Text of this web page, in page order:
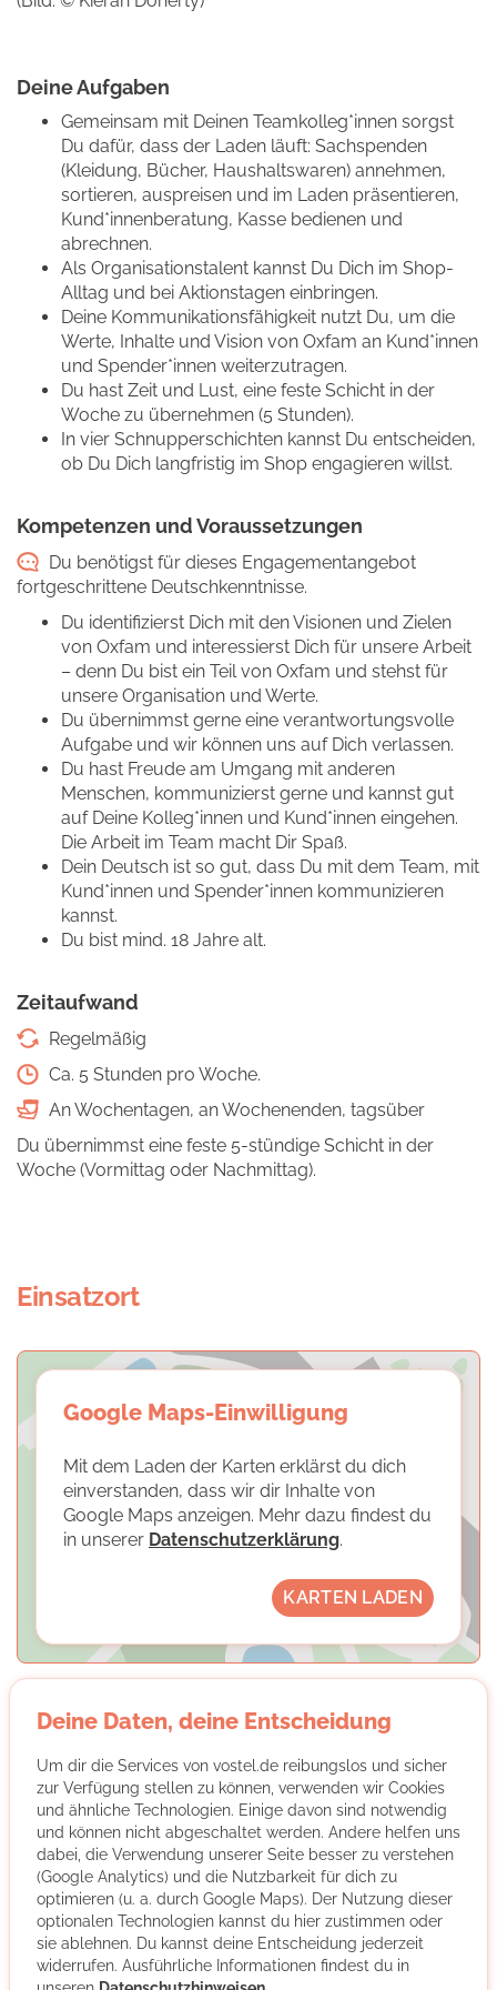
Deine Aufgaben
Gemeinsam mit Deinen Teamkol­le­g*in­nen sorgst
Du dafür, dass der Laden läuft: Sachspen­den
(Kleidung, Bücher, Haus­halts­wa­ren) annehmen,
sortieren, auspreisen und im Laden ­prä­sen­tie­ren,
Kund*innenberatung, Kasse bedienen und
abrechnen.
Als Organi­sa­ti­ons­ta­lent kannst Du Dich im Shop-
Alltag und bei Aktions­ta­gen einbringen.
Deine Kommu­ni­ka­ti­ons­fä­hig­keit nutzt Du, um die
Werte, Inhalte und Vision von Oxfam an Kund*innen
und Spende­r*in­nen wei­ter­zu­tra­gen.
Du hast Zeit und Lust, eine feste Schicht in der
Woche zu übernehmen (5 Stunden).
In vier Schnupperschichten kannst Du entscheiden,
ob Du Dich langfristig im Shop engagieren willst.
Kompetenzen und Voraussetzungen
Du benötigst für dieses Engagementangebot
fortgeschrittene Deutschkenntnisse.
Du identifizierst Dich mit den Visionen und Zielen
von Oxfam und interessierst Dich für unsere Arbeit
– denn Du bist ein Teil von Oxfam und stehst für
unsere Organisation und Werte.
Du übernimmst gerne eine verantwortungsvolle
Aufgabe und wir können uns auf Dich verlassen.
Du hast Freude am Umgang mit anderen
Menschen, kommunizierst gerne und kannst gut
auf Deine Kolleg*innen und Kund*innen eingehen.
Die Arbeit im Team macht Dir Spaß.
Dein Deutsch ist so gut, dass Du mit dem Team, mit
Kund*innen und Spender*innen kommunizieren
kannst.
Du bist mind. 18 Jahre alt.
Zeitaufwand
Regelmäßig
Ca. 5 Stunden pro Woche.
An Wochentagen, an Wochenenden, tagsüber
Du übernimmst eine feste 5-stündige Schicht in der
Woche (Vormittag oder Nachmittag).
Einsatzort
Google Maps-Einwilligung
Mit dem Laden der Karten erklärst du dich
einverstanden, dass wir dir Inhalte von
Google Maps anzeigen. Mehr dazu findest du
in unserer Datenschutzerklärung.
KARTEN LADEN
Oxfam Deutschland Shops gGmbH
Wir sind Oxfam
Deine Daten, deine Entscheidung
Um dir die Services von vostel.de reibungslos und sicher
zur Verfügung stellen zu können, verwenden wir Cookies
und ähnliche Technologien. Einige davon sind notwendig
und können nicht abgeschaltet werden. Andere helfen uns
dabei, die Verwendung unserer Seite besser zu verstehen
(Google Analytics) und die Nutzbarkeit für dich zu
optimieren (u. a. durch Google Maps). Der Nutzung dieser
optionalen Technologien kannst du hier zustimmen oder
sie ablehnen. Du kannst deine Entscheidung jederzeit
widerrufen. Ausführliche Informationen findest du in